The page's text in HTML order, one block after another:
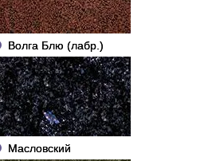
Волга Блю (лабр.)
Масловский